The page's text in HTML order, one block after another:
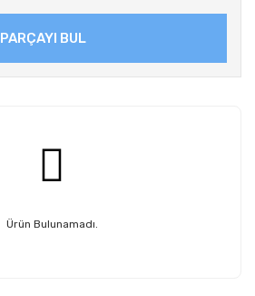
PARÇAYI BUL
Ürün Bulunamadı.